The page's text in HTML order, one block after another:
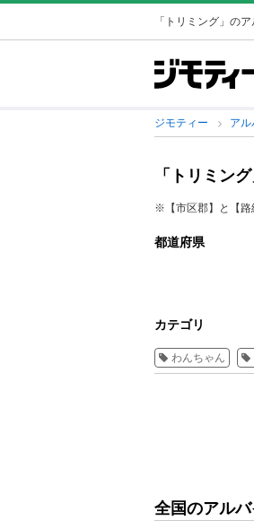
「トリミング」の
ジモティー アル
「トリミン
※【市区郡】と【路
都道府県
カテゴリ
わんちゃん
全国のアル